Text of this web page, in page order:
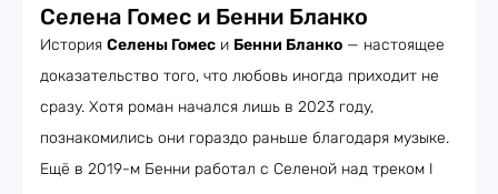
Селена Гомес и Бенни Бланко
История Селены Гомес и Бенни Бланко — настоящее
доказательство того, что любовь иногда приходит не
сразу. Хотя роман начался лишь в 2023 году,
познакомились они гораздо раньше благодаря музыке.
Ещё в 2019-м Бенни работал с Селеной над треком I